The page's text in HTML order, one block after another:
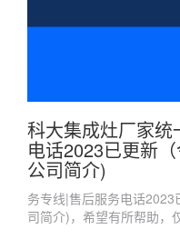
科大集成灶厂家
电话2023已更新
公司简介)
务专线|售后服务电话
司简介)，希望有所帮助，